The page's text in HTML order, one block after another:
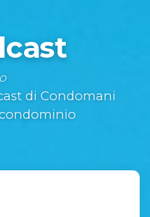
di Condomani